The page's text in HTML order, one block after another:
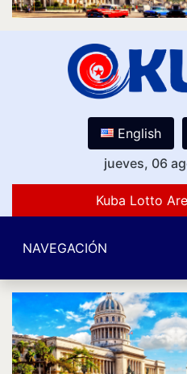
English
jueves, 06
Kuba Lotto
NAVEGACIÓN